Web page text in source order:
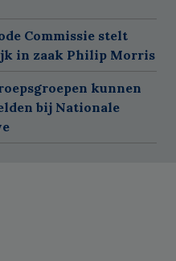
Commissie stelt
in zaak Philip Morris
kunnen
bij Nationale